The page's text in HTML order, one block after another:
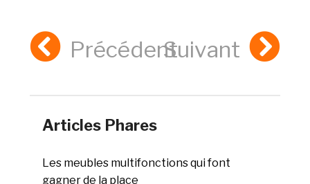
PrécédentSuivant
Articles Phares
Les meubles multifonctions qui font
gagner de la place